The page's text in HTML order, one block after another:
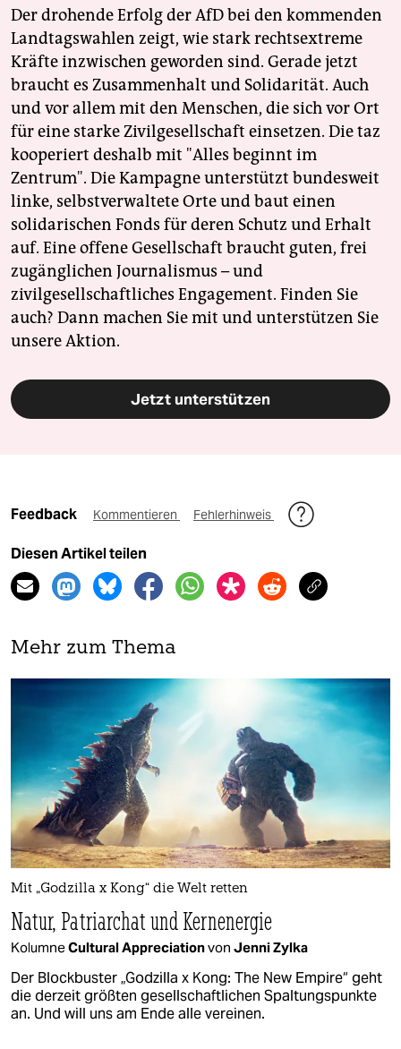
Der drohende Erfolg der AfD bei den kommenden
Landtagswahlen zeigt, wie stark rechtsextreme
Kräfte inzwischen geworden sind. Gerade jetzt
braucht es Zusammenhalt und Solidarität. Auch
und vor allem mit den Menschen, die sich vor Ort
für eine starke Zivilgesellschaft einsetzen. Die taz
kooperiert deshalb mit "Alles beginnt im
Zentrum". Die Kampagne unterstützt bundesweit
linke, selbstverwaltete Orte und baut einen
solidarischen Fonds für deren Schutz und Erhalt
auf. Eine offene Gesellschaft braucht guten, frei
zugänglichen Journalismus – und
zivilgesellschaftliches Engagement. Finden Sie
auch? Dann machen Sie mit und unterstützen Sie
unsere Aktion.
Jetzt unterstützen
Feedback Kommentieren Fehlerhinweis
Diesen Artikel teilen
Mehr zum Thema
Mit „Godzilla x Kong“ die Welt retten
Natur, Patriarchat und Kernenergie
KolumneCultural Appreciationvon Jenni Zylka
Der Blockbuster „Godzilla x Kong: The New Empire“ geht
die derzeit größten gesellschaftlichen Spaltungspunkte
an. Und will uns am Ende alle vereinen.